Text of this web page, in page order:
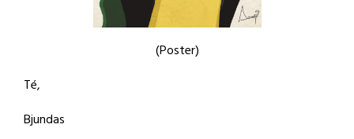
(Poster)
Té,
Bjundas